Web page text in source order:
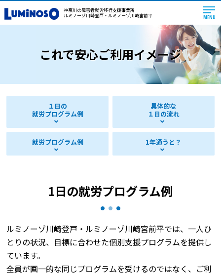
神奈川の障害者就労移行支援事業所
ルミノーゾ川崎登戸・ルミノーゾ川崎宮前平
MENU
これで安心ご利用イメージ
１日の
就労プログラム例
具体的な
１日の流れ
就労プログラム例 1年通うと？
1日の就労プログラム例
ルミノーゾ川崎登戸・ルミノーゾ川崎宮前平では、一人ひ
とりの状況、目標に合わせた個別支援プログラムを提供し
ています。
全員が画一的な同じプログラムを受けるのではなく、ご利